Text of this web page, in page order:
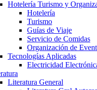
Hotelería Turismo y
Hotelería
Turismo
Guías de Viaje
Servicio de Comidas
Organización de
Tecnologías Aplicadas
Electricidad
Literatura General